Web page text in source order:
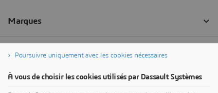
Poursuivre uniquement avec les cookies nécessaires
À vous de choisir les cookies utilisés par Dassault Systèmes